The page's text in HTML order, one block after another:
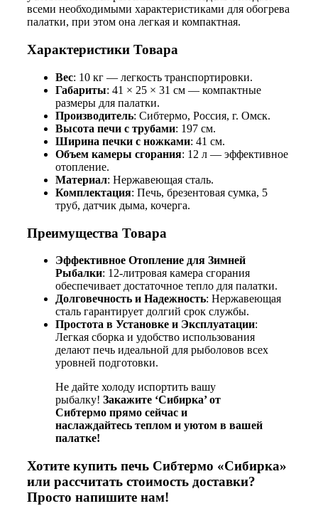
всеми необходимыми характеристиками для обогрева
палатки, при этом она легкая и компактная.
Характеристики Товара
Вес: 10 кг — легкость транспортировки.
Габариты: 41 × 25 × 31 см — компактные
размеры для палатки.
Производитель: Сибтермо, Россия, г. Омск.
Высота печи с трубами: 197 см.
Ширина печки с ножками: 41 см.
Объем камеры сгорания: 12 л — эффективное
отопление.
Материал: Нержавеющая сталь.
Комплектация: Печь, брезентовая сумка, 5
труб, датчик дыма, кочерга.
Преимущества Товара
Эффективное Отопление для Зимней
Рыбалки: 12-литровая камера сгорания
обеспечивает достаточное тепло для палатки.
Долговечность и Надежность: Нержавеющая
сталь гарантирует долгий срок службы.
Простота в Установке и Эксплуатации:
Легкая сборка и удобство использования
делают печь идеальной для рыболовов всех
уровней подготовки.
Не дайте холоду испортить вашу
рыбалку! Закажите ‘Сибирка’ от
Сибтермо прямо сейчас и
наслаждайтесь теплом и уютом в вашей
палатке!
Хотите купить печь Сибтермо «Сибирка»
или рассчитать стоимость доставки?
Просто напишите нам!